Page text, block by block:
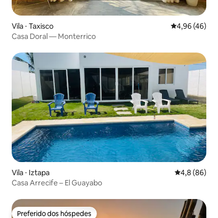
Vila ⋅ Taxisco 4,96 de uma
4,96 (46)
Casa Doral — Monterrico
Vila ⋅ Iztapa 4,8 de uma
4,8 (86)
Casa Arrecife – El Guayabo
Preferido dos hóspedes